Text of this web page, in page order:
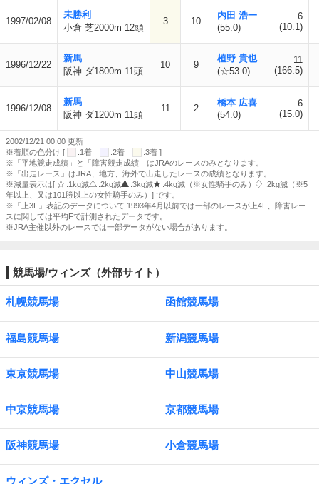
1997/02/08
未勝利
小倉 芝2000m 12頭
3 10
内田 浩一
(55.0)
6
(10.1)
1996/12/22
新馬
阪神 ダ1800m 11頭
10 9
植野 貴也
(☆53.0)
11
(166.5)
1996/12/08
新馬
阪神 ダ1200m 11頭
11 2
橋本 広喜
(54.0)
6
(15.0)
2002/12/21 00:00 更新
※着順の色分け [
:1着 :2着
:3着 ]
※「平地競走成績」と「障害競走成績」はJRAのレースのみとなります。
※「出走レース」はJRA、地方、海外で出走したレースの成績となります。
※減量表示は[
:1kg減 :2kg減 :3kg減 :4kg減（※女性騎手のみ）
:2kg減（※5
年以上、又は101勝以上の女性騎手のみ）] です。
※「上3F」表記のデータについて 1993年4月以前では一部のレースが上4F、障害レー
スに関しては平均Fで計測されたデータです。
※JRA主催以外のレースでは一部データがない場合があります。
競馬場/ウィンズ（外部サイト）
札幌競馬場 函館競馬場
福島競馬場 新潟競馬場
東京競馬場 中山競馬場
中京競馬場 京都競馬場
阪神競馬場 小倉競馬場
ウィンズ・エクセル